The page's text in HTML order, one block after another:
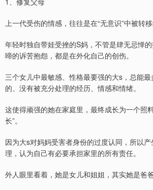
上一代受伤的情感，往往是在“无意识”中被转移
年轻时独自带娃受挫的S妈，不管是肆无忌惮
啼的诉苦抱怨，都是在外化自己的创伤。
三个女儿中最敏感、性格最要强的大s，总能
的、没有被充分处理的经历、情感和情绪。
这使得顽强的她在家庭里，最终成长为一个照
长”。
因为大s对妈妈受害者身份的过度认同，所以
理，认为自己有必要承担家里的所有责任。
外人眼里看着，她是女儿和姐姐，其实她是爸